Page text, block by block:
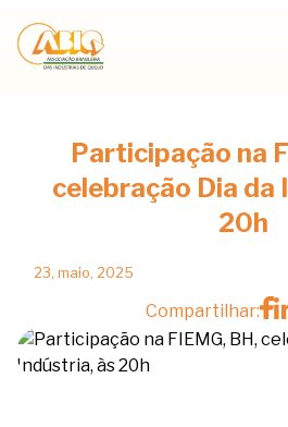
Participação na
celebração Dia da
20h
23, maio, 2025
Compartilhar: